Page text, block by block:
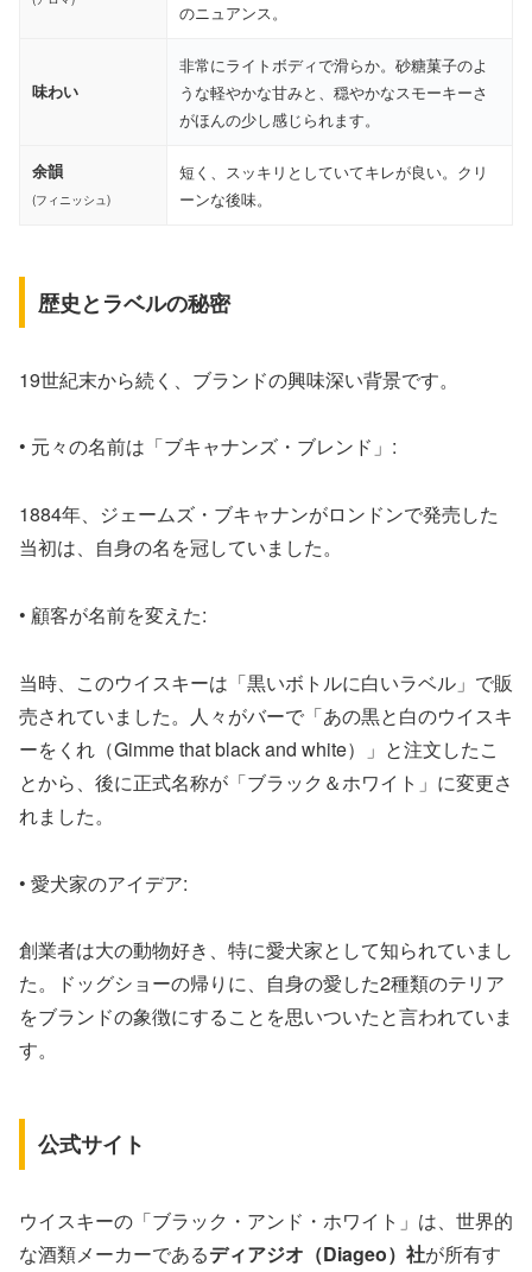
のニュアンス。
味わい
非常にライトボディで滑らか。砂糖菓子のよ
うな軽やかな甘みと、穏やかなスモーキーさ
がほんの少し感じられます。
余韻
(フィニッシュ)
短く、スッキリとしていてキレが良い。クリ
ーンな後味。
歴史とラベルの秘密
19世紀末から続く、ブランドの興味深い背景です。
• 元々の名前は「ブキャナンズ・ブレンド」:
1884年、ジェームズ・ブキャナンがロンドンで発売した
当初は、自身の名を冠していました。
• 顧客が名前を変えた:
当時、このウイスキーは「黒いボトルに白いラベル」で販
売されていました。人々がバーで「あの黒と白のウイスキ
ーをくれ（Gimme that black and white）」と注文したこ
とから、後に正式名称が「ブラック＆ホワイト」に変更さ
れました。
• 愛犬家のアイデア:
創業者は大の動物好き、特に愛犬家として知られていまし
た。ドッグショーの帰りに、自身の愛した2種類のテリア
をブランドの象徴にすることを思いついたと言われていま
す。
公式サイト
ウイスキーの「ブラック・アンド・ホワイト」は、世界的
な酒類メーカーであるディアジオ（Diageo）社が所有す